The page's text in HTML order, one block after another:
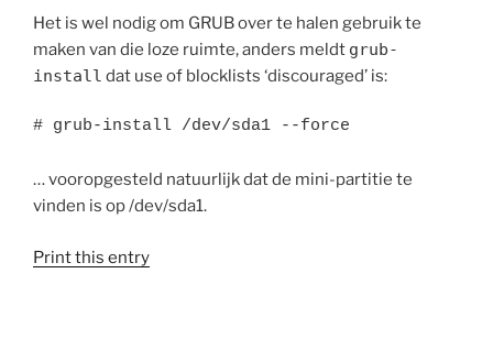
Het is wel nodig om GRUB over te halen gebruik te
maken van die loze ruimte, anders meldt grub-
install dat use of blocklists ‘discouraged’ is:
# grub-install /dev/sda1 --force
… vooropgesteld natuurlijk dat de mini-partitie te
vinden is op /dev/sda1.
Print this entry